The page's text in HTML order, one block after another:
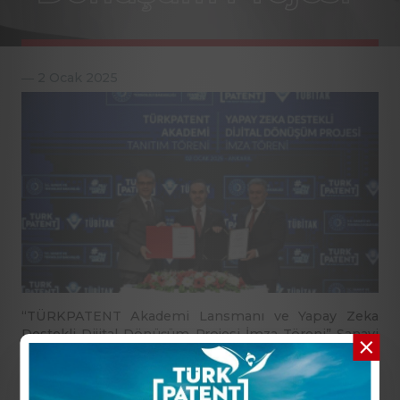
“TÜRKPATENT Akademi Lansmanı ve Yapay Zeka
Destekli Dijital Dönüşüm Projesi İmza Töreni” Sanayi
ve Teknoloji Bakanı Mehmet Fatih Kacır’ın
katılımlarıyla gerçekleşti.
İletişim